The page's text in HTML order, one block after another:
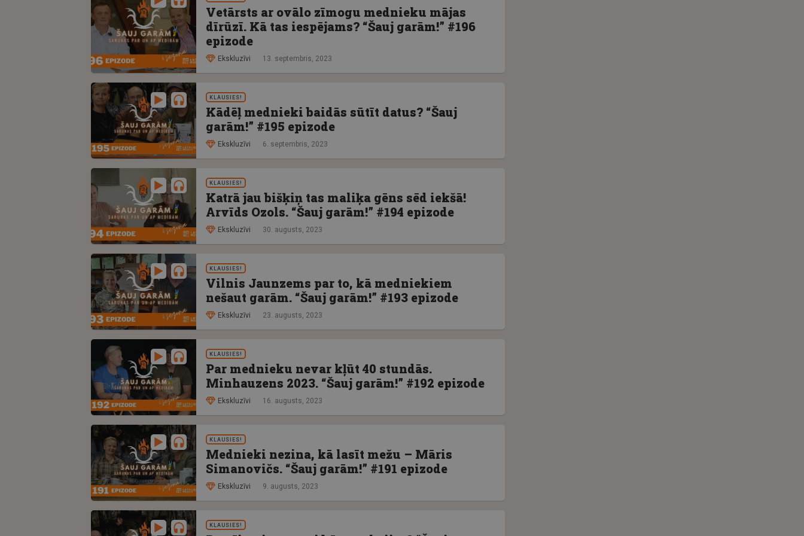
Vetārsts ar ovālo zīmogu mednieku mājas
dīrūzī. Kā tas iespējams? “Šauj garām!” #196
epizode
Ekskluzīvi 13. septembris, 2023
KLAUSIES!
Kādēļ mednieki baidās sūtīt datus? “Šauj
garām!” #195 epizode
Ekskluzīvi 6. septembris, 2023
KLAUSIES!
Katrā jau bišķiņ tas maliķa gēns sēd iekšā!
Arvīds Ozols. “Šauj garām!” #194 epizode
Ekskluzīvi 30. augusts, 2023
KLAUSIES!
Vilnis Jaunzems par to, kā medniekiem
nešaut garām. “Šauj garām!” #193 epizode
Ekskluzīvi 23. augusts, 2023
KLAUSIES!
Par mednieku nevar kļūt 40 stundās.
Minhauzens 2023. “Šauj garām!” #192 epizode
Ekskluzīvi 16. augusts, 2023
KLAUSIES!
Mednieki nezina, kā lasīt mežu – Māris
Simanovičs. “Šauj garām!” #191 epizode
Ekskluzīvi 9. augusts, 2023
KLAUSIES!